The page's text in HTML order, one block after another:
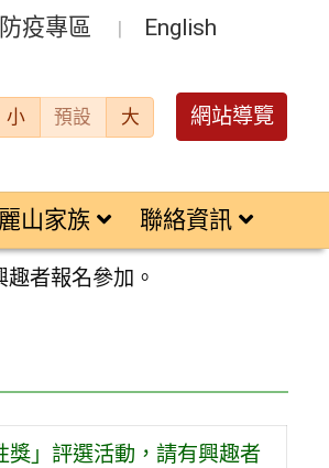
防疫專區 English
小 預設 大 網站導覽
麗山家族 聯絡資訊
者報名參加。
」評選活動，請有興趣者